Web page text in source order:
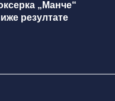
„Манче“
резултате